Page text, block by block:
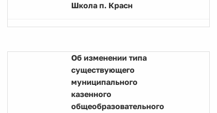
Школа п. Красн
Об изменении типа
существующего
муниципального
казенного
общеобразовательного